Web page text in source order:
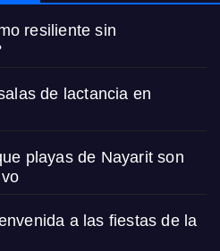
resiliente sin
de lactancia en
playas de Nayarit son
a las fiestas de la